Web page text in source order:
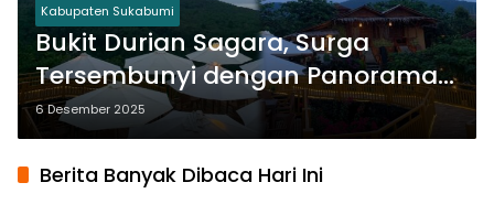
Kabupaten Sukabumi
Bukit Durian Sagara, Surga
Tersembunyi dengan Panorama
Teluk Palabuhanratu
6 Desember 2025
Berita Banyak Dibaca Hari Ini